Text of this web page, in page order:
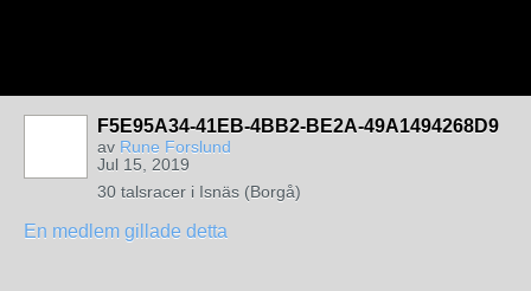
F5E95A34-41EB-4BB2-BE2A-49A1494268D9
av Rune Forslund
Jul 15, 2019
30 talsracer i Isnäs (Borgå)
En medlem gillade detta